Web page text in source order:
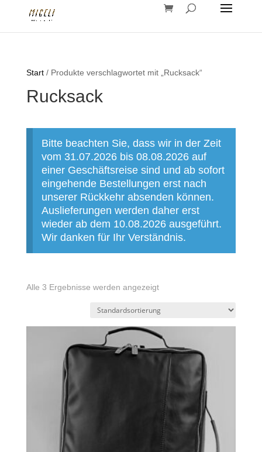
Start/ Produkte verschlagwortet mit „Rucksack“
Rucksack
Bitte beachten Sie, dass wir in der Zeit
vom 31.07.2026 bis 08.08.2026 auf
einer Geschäftsreise sind und ab sofort
eingehende Bestellungen erst nach
unserer Rückkehr absenden können.
Auslieferungen werden daher erst
wieder ab dem 10.08.2026 ausgeführt.
Wir danken für Ihr Verständnis.
Alle 3 Ergebnisse werden angezeigt